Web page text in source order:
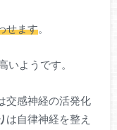
せます。
いようです。
交感神経の活発化
は自律神経を整え